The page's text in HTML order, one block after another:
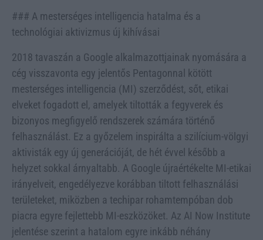
### A mesterséges intelligencia hatalma és a
technológiai aktivizmus új kihívásai
2018 tavaszán a Google alkalmazottjainak nyomására a
cég visszavonta egy jelentős Pentagonnal kötött
mesterséges intelligencia (MI) szerződést, sőt, etikai
elveket fogadott el, amelyek tiltották a fegyverek és
bizonyos megfigyelő rendszerek számára történő
felhasználást. Ez a győzelem inspirálta a szilícium-völgyi
aktivisták egy új generációját, de hét évvel később a
helyzet sokkal árnyaltabb. A Google újraértékelte MI-etikai
irányelveit, engedélyezve korábban tiltott felhasználási
területeket, miközben a techipar rohamtempóban dob
piacra egyre fejlettebb MI-eszközöket. Az AI Now Institute
jelentése szerint a hatalom egyre inkább néhány